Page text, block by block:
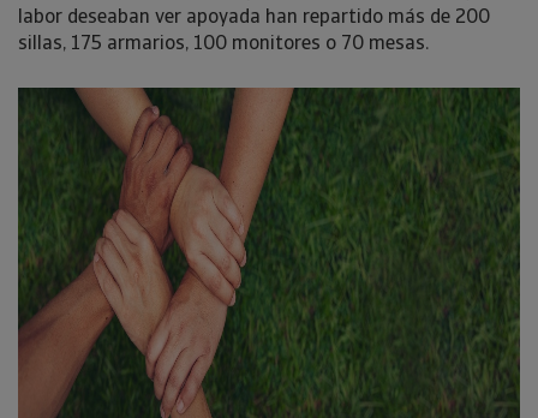
labor deseaban ver apoyada han repartido más de 200
sillas, 175 armarios, 100 monitores o 70 mesas.